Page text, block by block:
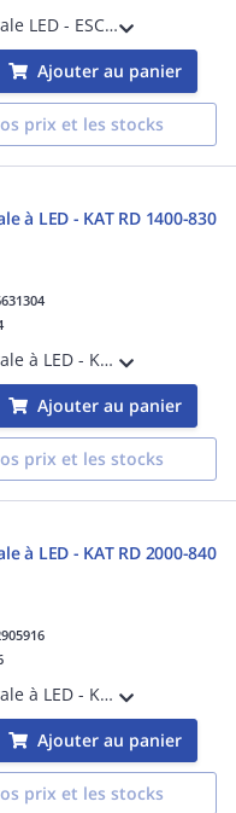
Applique murale LED - ESCORT 1000-840 HF - Accessoire pour installation d'éclairage ¿ 1000 lm ¿ 7.8W ¿ 0° ¿ 4000K ¿ IP65
Ajouter au panier
prix et les stocks
à LED - KAT RD 1400-830
Applique murale à LED - KAT RD 1400-830 HF - Câble pour raccordement de luminaires ¿ 1325 lm ¿ 11.7W ¿ 3000K ¿ IP65
Ajouter au panier
prix et les stocks
à LED - KAT RD 2000-840
Applique murale à LED - KAT RD 2000-840 COZ MWS - Câble pour raccordement de luminaires ¿ 1950 lm ¿ 16.3W ¿ 4000K ¿ IP65
Ajouter au panier
prix et les stocks